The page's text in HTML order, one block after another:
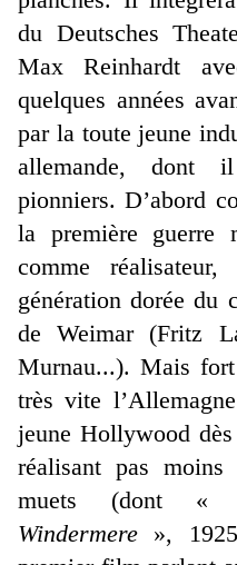
du Deutsches
Max Reinhardt
quelques années
par la toute jeune
allemande, dont
pionniers. D’abord
la première guerre
comme
génération dorée du
de Weimar (Fritz
Murnau...). Mais
très vite
jeune Hollywood
réalisant pas
muets (dont
Windermere »,